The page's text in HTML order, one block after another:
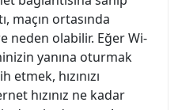
maçın ortasında
neden olabilir. Eğer Wi-
yanına oturmak
hızınızı
hızınız ne kadar